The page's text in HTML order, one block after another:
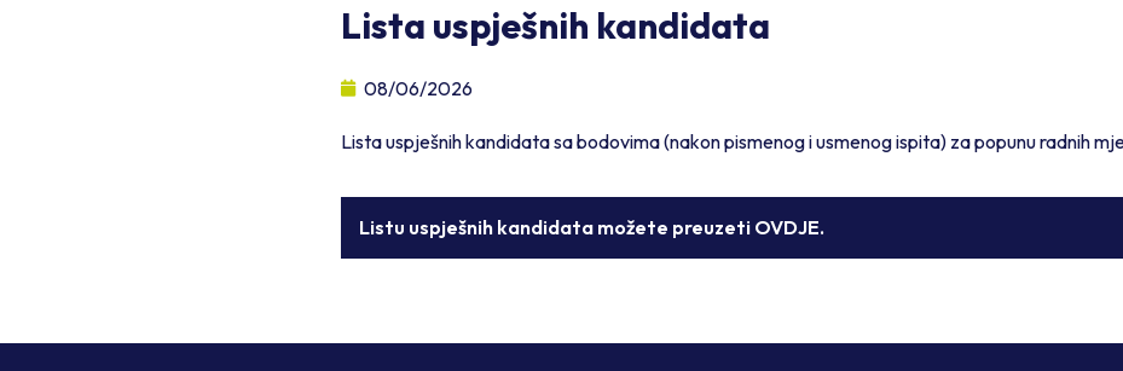
Lista uspješnih kandidata
08/06/2026
Lista uspješnih kandidata sa bodovima (nakon pismenog i usmenog ispita) za popunu radnih
Listu uspješnih kandidata možete preuzeti OVDJE.